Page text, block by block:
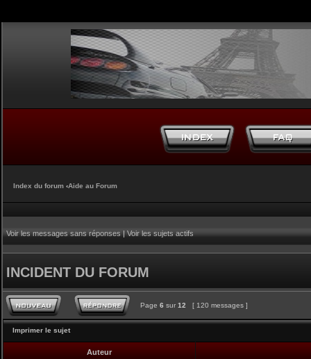
Index du forum ‹Aide au Forum
Voir les messages sans réponses|Voir les sujets actifs
INCIDENT DU FORUM
Page 6 sur 12 [ 120 messages ]
Imprimer le sujet
Auteur